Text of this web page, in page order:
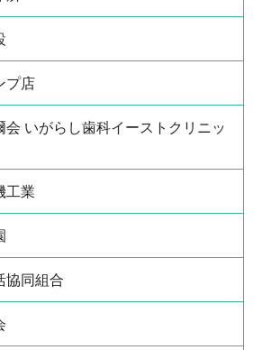
プ店
会 いがらし歯科イーストクリニッ
工業
協同組合